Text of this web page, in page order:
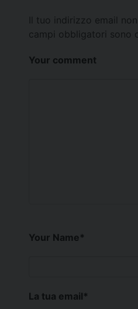
Il tuo indirizzo email
campi obbligatori sono
Your comment
Your Name*
La tua email*